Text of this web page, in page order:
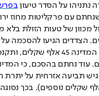
על הסדר טיעון בפרשת